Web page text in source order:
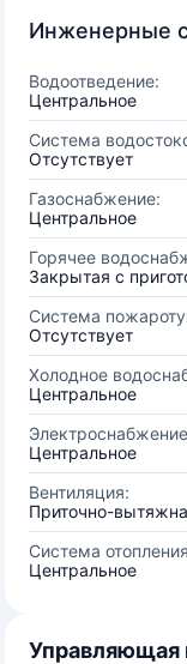
Инженерные
Водоотведение:
Центральное
Система
Отсутствует
Газоснабжение:
Центральное
Горячее
Закрытая с
Система
Отсутствует
Холодное
Центральное
Центральное
Вентиляция:
Приточно-
Система
Центральное
Управляющая